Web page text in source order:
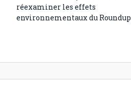
réexaminer les effets
environnementaux du Roundup